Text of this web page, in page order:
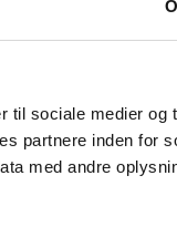
til sociale medier og
partnere inden for
med andre
eternityring i 18 kt.
Farve: Top